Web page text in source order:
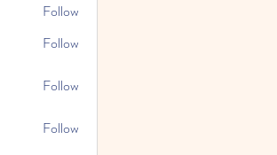
Follow
Follow
Follow
Follow